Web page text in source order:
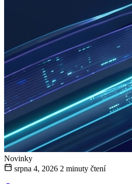
Novinky
srpna 4, 2026 2 minuty čtení